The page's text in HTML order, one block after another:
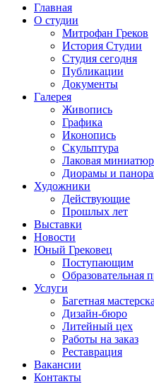
Главная
О студии
Митрофан Греков
История Студии
Студия сегодня
Публикации
Документы
Галерея
Живопись
Графика
Иконопись
Скульптура
Лаковая
Диорамы и
Художники
Действующие
Прошлых лет
Выставки
Новости
Юный Грековец
Поступающим
Образовательная
Услуги
Багетная
Дизайн-бюро
Литейный цех
Работы на заказ
Реставрация
Вакансии
Контакты